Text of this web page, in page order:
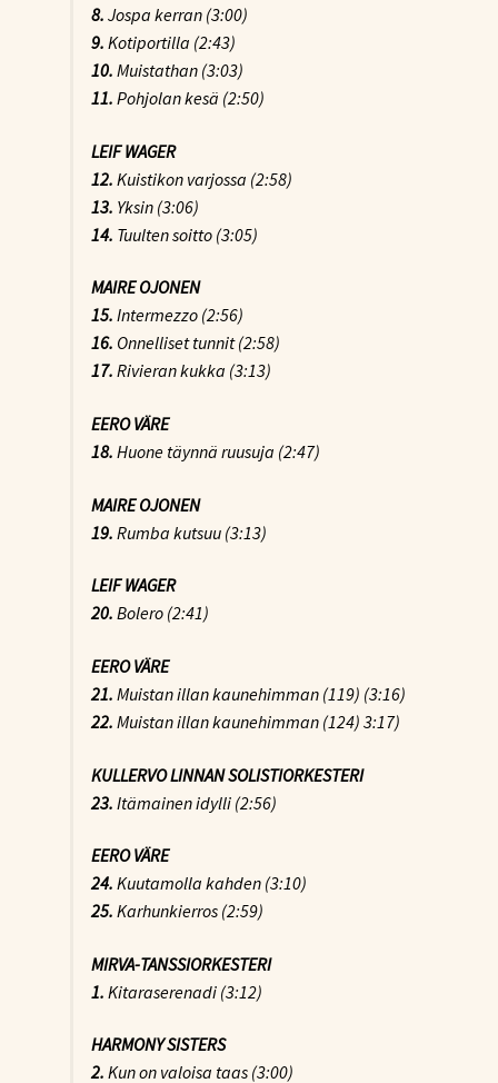
8. Jospa kerran (3:00)
9. Kotiportilla (2:43)
10. Muistathan (3:03)
11. Pohjolan kesä (2:50)
LEIF WAGER
12. Kuistikon varjossa (2:58)
13. Yksin (3:06)
14. Tuulten soitto (3:05)
MAIRE OJONEN
15. Intermezzo (2:56)
16. Onnelliset tunnit (2:58)
17. Rivieran kukka (3:13)
EERO VÄRE
18. Huone täynnä ruusuja (2:47)
MAIRE OJONEN
19. Rumba kutsuu (3:13)
LEIF WAGER
20. Bolero (2:41)
EERO VÄRE
21. Muistan illan kaunehimman (119) (3:16)
22. Muistan illan kaunehimman (124) 3:17)
KULLERVO LINNAN SOLISTIORKESTERI
23. Itämainen idylli (2:56)
EERO VÄRE
24. Kuutamolla kahden (3:10)
25. Karhunkierros (2:59)
MIRVA-TANSSIORKESTERI
1. Kitaraserenadi (3:12)
HARMONY SISTERS
2. Kun on valoisa taas (3:00)